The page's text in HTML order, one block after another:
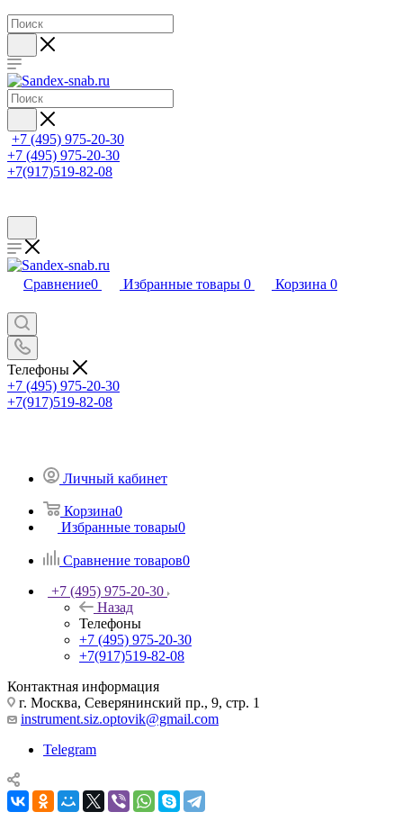
+7 (495) 975-20-30
+7 (495) 975-20-30
+7(917)519-82-08
Сравнение0 Избранные товары 0 Корзина 0
Телефоны
+7 (495) 975-20-30
+7(917)519-82-08
Личный кабинет
Корзина0
Избранные товары0
Сравнение товаров0
+7 (495) 975-20-30
Назад
Телефоны
+7 (495) 975-20-30
+7(917)519-82-08
Контактная информация
г. Москва, Северянинский пр., 9, стр. 1
instrument.siz.optovik@gmail.com
Telegram